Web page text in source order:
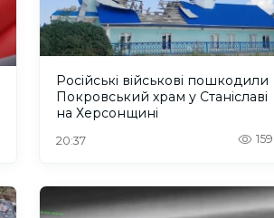
Російські військові пошкодили
Покровський храм у Станіславі
на Херсонщині
20:37 159